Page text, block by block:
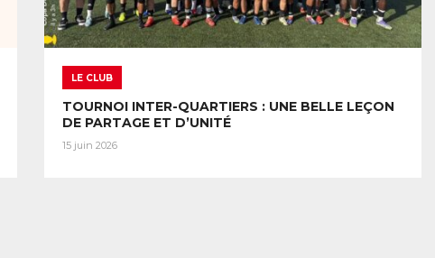
LE CLUB
TOURNOI INTER-QUARTIERS : UNE BELLE LEÇON
DE PARTAGE ET D’UNITÉ
15 juin 2026